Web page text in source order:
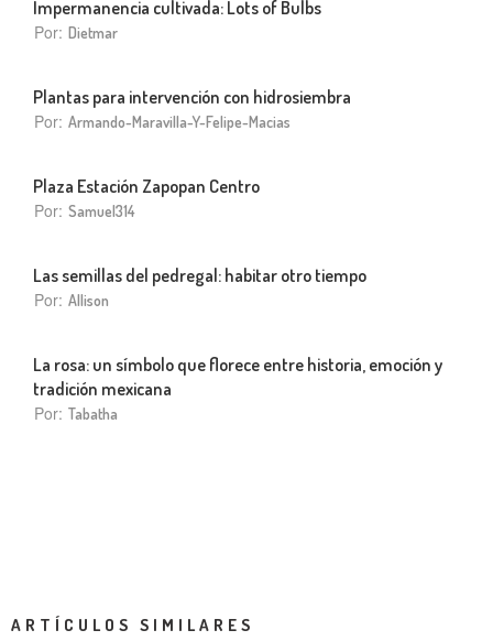
Impermanencia cultivada: Lots of Bulbs
Por: Dietmar
Plantas para intervención con hidrosiembra
Por: Armando-Maravilla-Y-Felipe-Macias
Plaza Estación Zapopan Centro
Por: Samuel314
Las semillas del pedregal: habitar otro tiempo
Por: Allison
La rosa: un símbolo que florece entre historia, emoción y
tradición mexicana
Por: Tabatha
ARTÍCULOS SIMILARES